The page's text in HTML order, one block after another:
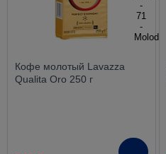
Кофе молотый Lavazza
Qualita Oro 250 г